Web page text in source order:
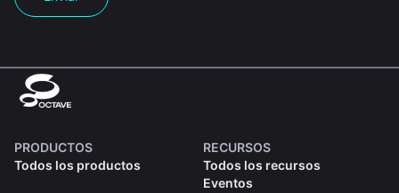
PRODUCTOS
Todos los productos
RECURSOS
Todos los recursos
Eventos